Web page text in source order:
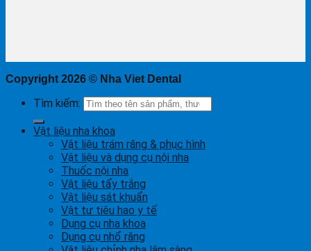
Copyright 2026 © Nha Viet Dental
Tìm kiếm:
Vật liệu nha khoa
Vật liệu trám răng & phục hình
Vật liệu và dụng cụ nội nha
Thuốc nội nha
Vật liệu tẩy trắng
Vật liệu sát khuẩn
Vật tư tiêu hao y tế
Dụng cụ nha khoa
Dụng cụ nhổ răng